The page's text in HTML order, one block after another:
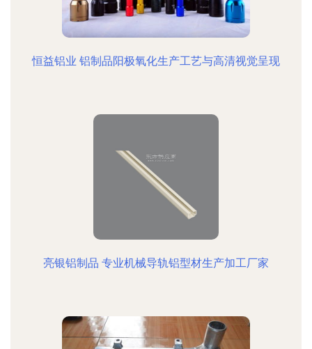
恒益铝业 铝制品阳极氧化生产工艺与高清视觉呈现
亮银铝制品 专业机械导轨铝型材生产加工厂家